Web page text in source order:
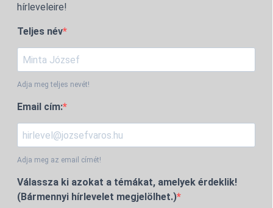
hírleveleire!
Teljes név
Adja meg teljes nevét!
Email cím:
Adja meg az email címét!
Válassza ki azokat a témákat, amelyek érdeklik!
(Bármennyi hírlevelet megjelölhet.)